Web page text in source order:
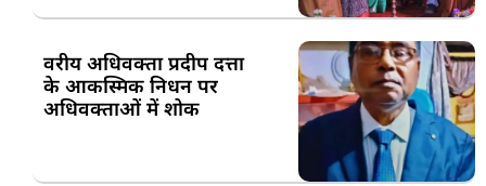
वरीय अधिवक्ता प्रदीप दत्ता
के आकस्मिक निधन पर
अधिवक्ताओं में शोक